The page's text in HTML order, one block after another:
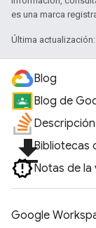
es una marca
Última actualización:
Blog
Blog de
file_downloadBibliotecas
Notas de la
Google